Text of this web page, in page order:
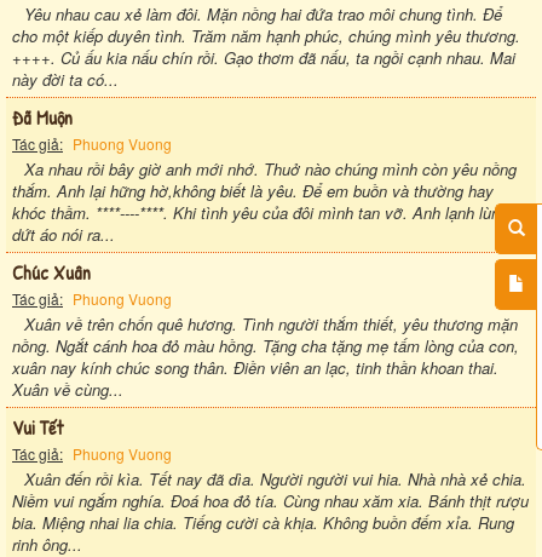
Yêu nhau cau xẻ làm đôi. Mặn nồng hai đứa trao môi chung tình. Để
cho một kiếp duyên tình. Trăm năm hạnh phúc, chúng mình yêu thương.
++++. Củ ấu kia nấu chín rồi. Gạo thơm đã nấu, ta ngồi cạnh nhau. Mai
này đời ta có...
Đã Muộn
Tác giả: Phuong Vuong
Xa nhau rồi bây giờ anh mới nhớ. Thuở nào chúng mình còn yêu nồng
thắm. Anh lại hững hờ,không biết là yêu. Để em buồn và thường hay
khóc thầm. ****----****. Khi tình yêu của đôi mình tan vỡ. Anh lạnh lùng
dứt áo nói ra...
Chúc Xuân
Tác giả: Phuong Vuong
Xuân về trên chốn quê hương. Tình người thắm thiết, yêu thương mặn
nồng. Ngắt cánh hoa đỏ màu hồng. Tặng cha tặng mẹ tấm lòng của con,
xuân nay kính chúc song thân. Điền viên an lạc, tinh thần khoan thai.
Xuân về cùng...
Vui Tết
Tác giả: Phuong Vuong
Xuân đến rồi kìa. Tết nay đã dìa. Người người vui hia. Nhà nhà xẻ chia.
Niềm vui ngắm nghía. Đoá hoa đỏ tía. Cùng nhau xăm xia. Bánh thịt rượu
bia. Miệng nhai lia chia. Tiếng cười cà khịa. Không buồn đếm xỉa. Rung
rinh ông...